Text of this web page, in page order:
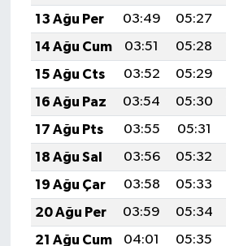
13 Ağu Per
03:49 05:27
14 Ağu Cum
03:51 05:28
15 Ağu Cts
03:52 05:29
16 Ağu Paz
03:54 05:30
17 Ağu Pts
03:55 05:31
18 Ağu Sal
03:56 05:32
19 Ağu Çar
03:58 05:33
20 Ağu Per
03:59 05:34
21 Ağu Cum
04:01 05:35